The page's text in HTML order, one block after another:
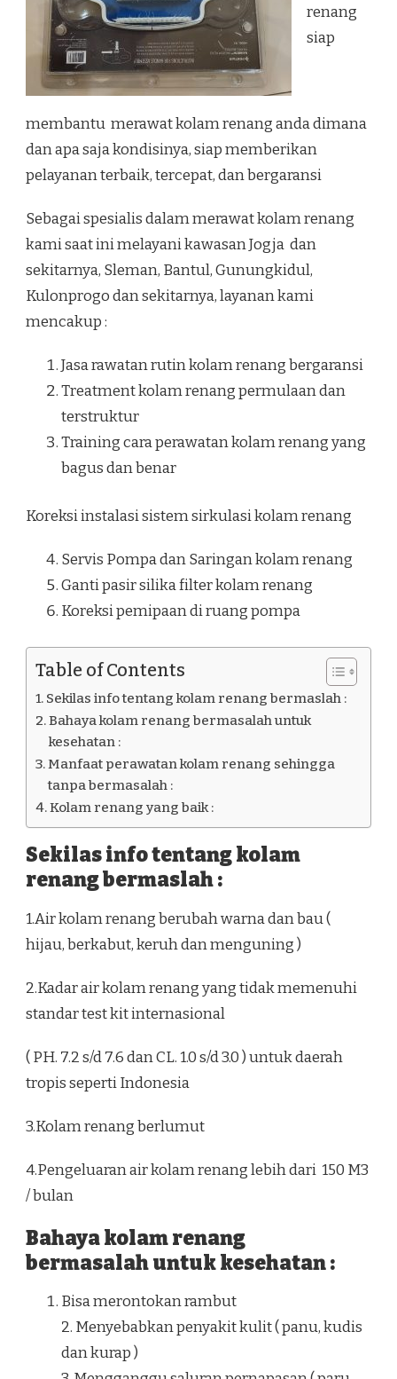
renang
siap
membantu merawat kolam renang anda dimana
dan apa saja kondisinya, siap memberikan
pelayanan terbaik, tercepat, dan bergaransi
Sebagai spesialis dalam merawat kolam renang
kami saat ini melayani kawasan Jogja dan
sekitarnya, Sleman, Bantul, Gunungkidul,
Kulonprogo dan sekitarnya, layanan kami
mencakup :
Jasa rawatan rutin kolam renang bergaransi
Treatment kolam renang permulaan dan
terstruktur
Training cara perawatan kolam renang yang
bagus dan benar
Koreksi instalasi sistem sirkulasi kolam renang
Servis Pompa dan Saringan kolam renang
Ganti pasir silika filter kolam renang
Koreksi pemipaan di ruang pompa
Table of Contents
Sekilas info tentang kolam renang bermaslah :
Bahaya kolam renang bermasalah untuk
kesehatan :
Manfaat perawatan kolam renang sehingga
tanpa bermasalah :
Kolam renang yang baik :
Sekilas info tentang kolam
renang bermaslah :
1.Air kolam renang berubah warna dan bau (
hijau, berkabut, keruh dan menguning )
2.Kadar air kolam renang yang tidak memenuhi
standar test kit internasional
( PH. 7.2 s/d 7.6 dan CL. 1.0 s/d 3.0 ) untuk daerah
tropis seperti Indonesia
3.Kolam renang berlumut
4.Pengeluaran air kolam renang lebih dari 150 M3
/ bulan
Bahaya kolam renang
bermasalah untuk kesehatan :
Bisa merontokan rambut
2. Menyebabkan penyakit kulit ( panu, kudis
dan kurap )